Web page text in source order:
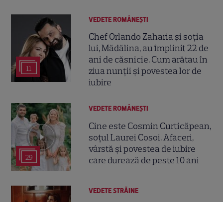
11
VEDETE ROMÂNEŞTI
Chef Orlando Zaharia și soția
lui, Mădălina, au împlinit 22 de
ani de căsnicie. Cum arătau în
ziua nunții și povestea lor de
iubire
29
VEDETE ROMÂNEŞTI
Cine este Cosmin Curticăpean,
soțul Laurei Cosoi. Afaceri,
vârstă și povestea de iubire
care durează de peste 10 ani
VEDETE STRĂINE